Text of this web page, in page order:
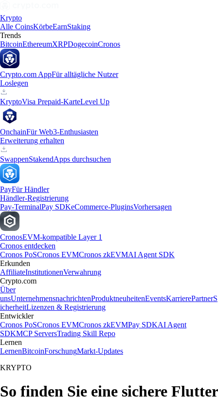
Krypto
Alle CoinsKörbeEarnStaking
Trends
BitcoinEthereumXRPDogecoinCronos
Crypto.com AppFür alltägliche Nutzer
Loslegen
KryptoVisa Prepaid-KarteLevel Up
OnchainFür Web3-Enthusiasten
Erweiterung erhalten
SwappenStakendApps durchsuchen
PayFür Händler
Händler-Registrierung
Pay-TerminalPay SDKeCommerce-PluginsVorhersagen
CronosEVM-kompatible Layer 1
Cronos entdecken
Cronos PoSCronos EVMCronos zkEVMAI Agent SDK
Erkunden
AffiliateInstitutionenVerwahrung
Crypto.com
Über
unsUnternehmensnachrichtenProduktneuheitenEventsKarrierePartnerS
icherheitLizenzen & Registrierung
Entwickler
Cronos PoSCronos EVMCronos zkEVMPay SDKAI Agent
SDKMCP ServersTrading Skill Repo
Lernen
LernenBitcoinForschungMarkt-Updates
KRYPTO
So finden Sie eine sichere Flutter